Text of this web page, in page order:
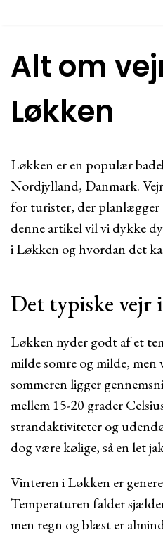
Alt om
Løkken
Løkken er en populær
Nordjylland, Danmark.
for turister, der planlægger
denne artikel vil vi dykke
i Løkken og hvordan det
Det typiske vejr
Løkken nyder godt af et
milde somre og milde, men
sommeren ligger
mellem 15-20 grader
strandaktiviteter og
dog være kølige, så en let
Vinteren i Løkken er
Temperaturen falder
men regn og blæst er